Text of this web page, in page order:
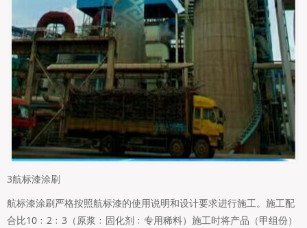
3航标漆涂刷
航标漆涂刷严格按照航标漆的使用说明和设计要求进行施工。施工配
合比10﹕2﹕3（原浆﹕固化剂﹕专用稀料）施工时将产品（甲组份）